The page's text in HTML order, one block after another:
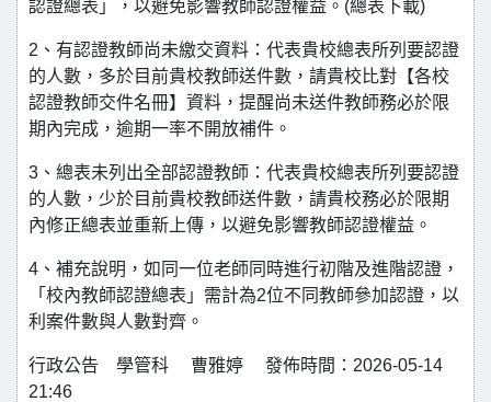
認證總表」，以避免影響教師認證權益。(總表下載)
2、有認證教師尚未繳交資料：代表貴校總表所列要認證
的人數，多於目前貴校教師送件數，請貴校比對【各校
認證教師交件名冊】資料，提醒尚未送件教師務必於限
期內完成，逾期一率不開放補件。
3、總表未列出全部認證教師：代表貴校總表所列要認證
的人數，少於目前貴校教師送件數，請貴校務必於限期
內修正總表並重新上傳，以避免影響教師認證權益。
4、補充說明，如同一位老師同時進行初階及進階認證，
「校內教師認證總表」需計為2位不同教師參加認證，以
利案件數與人數對齊。
行政公告 學管科 曹雅婷 發佈時間：2026-05-14
21:46